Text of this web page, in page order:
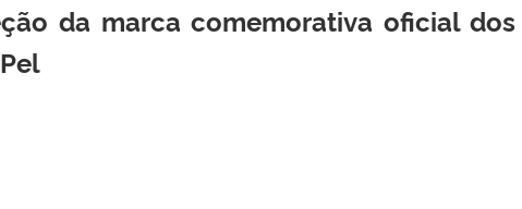
da marca comemorativa oficial